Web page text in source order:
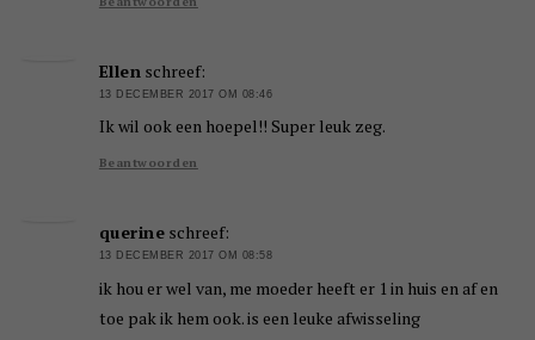
Ellen schreef:
13 DECEMBER 2017 OM 08:46
Ik wil ook een hoepel!! Super leuk zeg.
Beantwoorden
querine schreef:
13 DECEMBER 2017 OM 08:58
ik hou er wel van, me moeder heeft er 1 in huis en af en
toe pak ik hem ook. is een leuke afwisseling